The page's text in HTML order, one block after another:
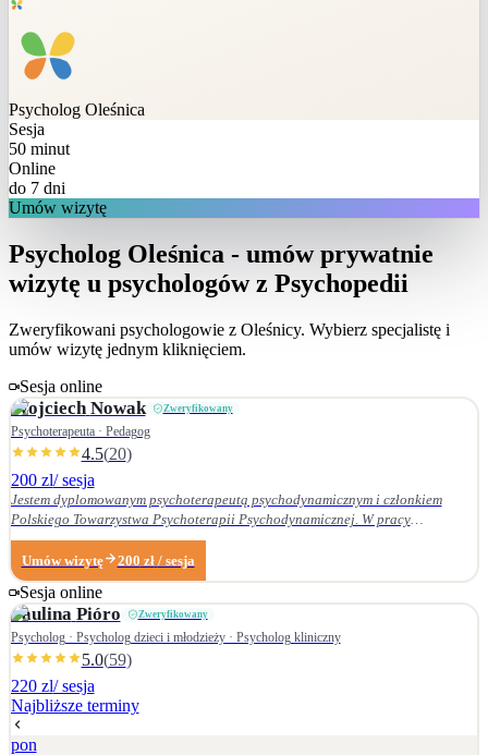
Psycholog Oleśnica
Sesja
50 minut
Online
do 7 dni
Umów wizytę
Psycholog Oleśnica - umów prywatnie
wizytę u psychologów z Psychopedii
Zweryfikowani psychologowie z Oleśnicy. Wybierz specjalistę i
umów wizytę jednym kliknięciem.
Sesja online
Wojciech Nowak Zweryfikowany
Psychoterapeuta · Pedagog
4.5(20)
200 zl/ sesja
Jestem dyplomowanym psychoterapeutą psychodynamicznym i członkiem
Polskiego Towarzystwa Psychoterapii Psychodynamicznej. W pracy
terapeutycznej wnikliwie słucham pacjenta i podążam za jego narracją. Moje
zainteresowania zawodowe obejmują przede wszystkim: • psychoterapię
zaburzeń osobowości, • zaburzenia nerwicowe i lękowe, • problematykę relacji
małżeńskich i rodzinnych. Nie zajmuję się terapią uzależnień. Ukończyłem
Wydział Nauk Pedagogicznych Dolnośląskiej Szkoły Wyższej we Wrocławiu —
w 2007 r. studia licencjackie (pedagogika rodzinna), a w 2009 r. magisterskie
(resocjalizacja). W 2016 r. ukończyłem czteroletnie szkolenie z psychoterapii
psychodynamicznej w Krakowskim Centrum Psychodynamicznym, a w styczniu
2020 r. uzyskałem dyplom psychoterapeuty psychodynamicznego. Od
ukończenia szkoły psychoterapii regularnie uczestniczę w konferencjach
Umów wizytę 200 zł / sesja
Sesja online
Paulina Pióro Zweryfikowany
Psycholog · Psycholog dzieci i młodzieży · Psycholog kliniczny
5.0(59)
220 zl/ sesja
Najbliższe terminy
pon